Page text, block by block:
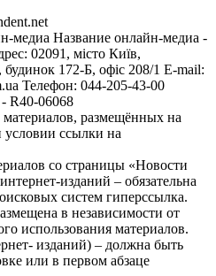
медиа Название онлайн-медиа -
02091, місто Київ,
172-Б, офіс 208/1 E-mail:
Телефон: 044-205-43-00
R40-06068
размещённых на
условии ссылки на
со страницы «Новости
изданий – обязательна
систем гиперссылка.
в независимости от
использования материалов.
изданий) – должна быть
или в первом абзаце